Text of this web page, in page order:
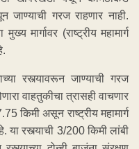
जाण्याची गरज राहणार नाही.
मार्गावर (राष्ट्रीय महामार्ग
रस्त्यावरून जाण्याची गरज
वाहतुकीचा त्रासही वाचणार
किमी असून राष्ट्रीय महामार्ग
रस्त्याची 3/200 किमी लांबी